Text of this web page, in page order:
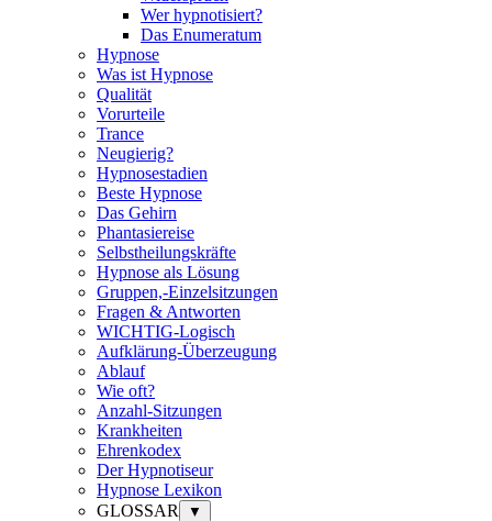
Wer hypnotisiert?
Das Enumeratum
Hypnose
Was ist Hypnose
Qualität
Vorurteile
Trance
Neugierig?
Hypnosestadien
Beste Hypnose
Das Gehirn
Phantasiereise
Selbstheilungskräfte
Hypnose als Lösung
Gruppen,-Einzelsitzungen
Fragen & Antworten
WICHTIG-Logisch
Aufklärung-Überzeugung
Ablauf
Wie oft?
Anzahl-Sitzungen
Krankheiten
Ehrenkodex
Der Hypnotiseur
Hypnose Lexikon
GLOSSAR
▼